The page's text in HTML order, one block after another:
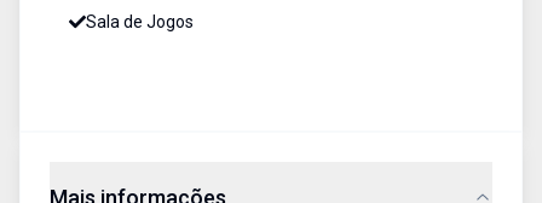
Sala de Jogos
Mais informações